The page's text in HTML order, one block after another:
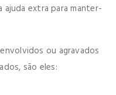
ajuda extra para manter-
ou agravados
são eles: